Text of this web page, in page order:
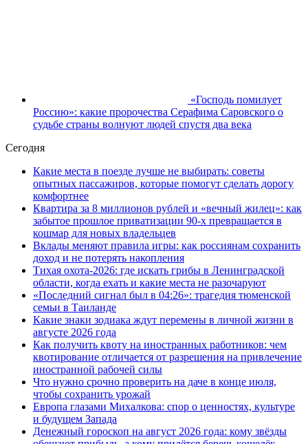
«Господь помилует
Россию»: какие пророчества Серафима Саровского о
судьбе страны волнуют людей спустя два века
Сегодня
Какие места в поезде лучше не выбирать: советы
опытных пассажиров, которые помогут сделать дорогу
комфортнее
Квартира за 8 миллионов рублей и «вечный жилец»: как
забытое прошлое приватизации 90-х превращается в
кошмар для новых владельцев
Вклады меняют правила игры: как россиянам сохранить
доход и не потерять накопления
Тихая охота-2026: где искать грибы в Ленинградской
области, когда ехать и какие места не разочаруют
«Последний сигнал был в 04:26»: трагедия тюменской
семьи в Таиланде
Какие знаки зодиака ждут перемены в личной жизни в
августе 2026 года
Как получить квоту на иностранных работников: чем
квотирование отличается от разрешения на привлечение
иностранной рабочей силы
Что нужно срочно проверить на даче в конце июля,
чтобы сохранить урожай
Европа глазами Михалкова: спор о ценностях, культуре
и будущем Запада
Денежный гороскоп на август 2026 года: кому звёзды